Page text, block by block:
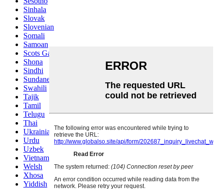
Sinhala
Slovak
Slovenian
Somali
Samoan
Scots Gaelic
Shona
Sindhi
Sundanese
Swahili
Tajik
Tamil
Telugu
Thai
Ukrainian
Urdu
Uzbek
Vietnamese
Welsh
Xhosa
Yiddish